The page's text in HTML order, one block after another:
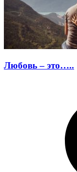
Любовь – это…..